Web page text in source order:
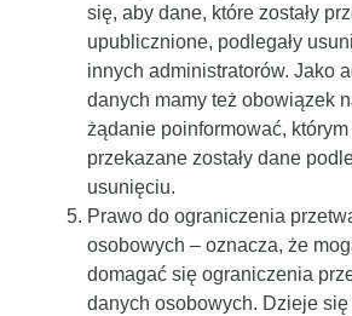
się, aby dane, które zostały
upublicznione, podlegały
innych administratorów. Jako
danych mamy też obowiązek
żądanie poinformować,
przekazane zostały dane
usunięciu.
Prawo do ograniczenia
osobowych – oznacza, że
domagać się ograniczenia
danych osobowych. Dzieje się